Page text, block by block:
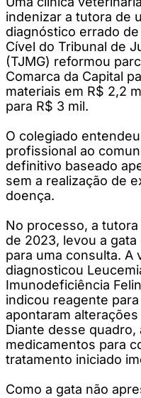
indenizar a tutora de
diagnóstico errado de
Cível do Tribunal de
(TJMG) reformou
Comarca da Capital
materiais em R$ 2,2
para R$ 3 mil.
O colegiado
profissional ao
definitivo baseado
sem a realização de
doença.
No processo, a
de 2023, levou a
para uma consulta. A
diagnosticou
Imunodeficiência
indicou reagente
apontaram
Diante desse
medicamentos para
tratamento iniciado
Como a gata não